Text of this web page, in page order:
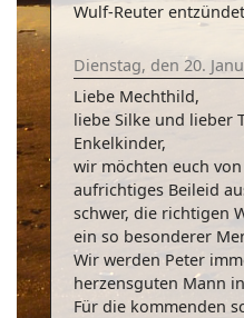
Wulf-Reuter
Dienstag, den 20.
Liebe Mechthild,
liebe Silke und lieber
Enkelkinder,
wir möchten euch
aufrichtiges Beileid
schwer, die richtigen
ein so besonderer
Wir werden Peter
herzensguten Mann
Für die kommenden